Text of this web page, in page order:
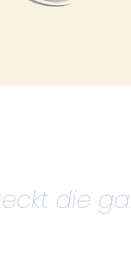
die